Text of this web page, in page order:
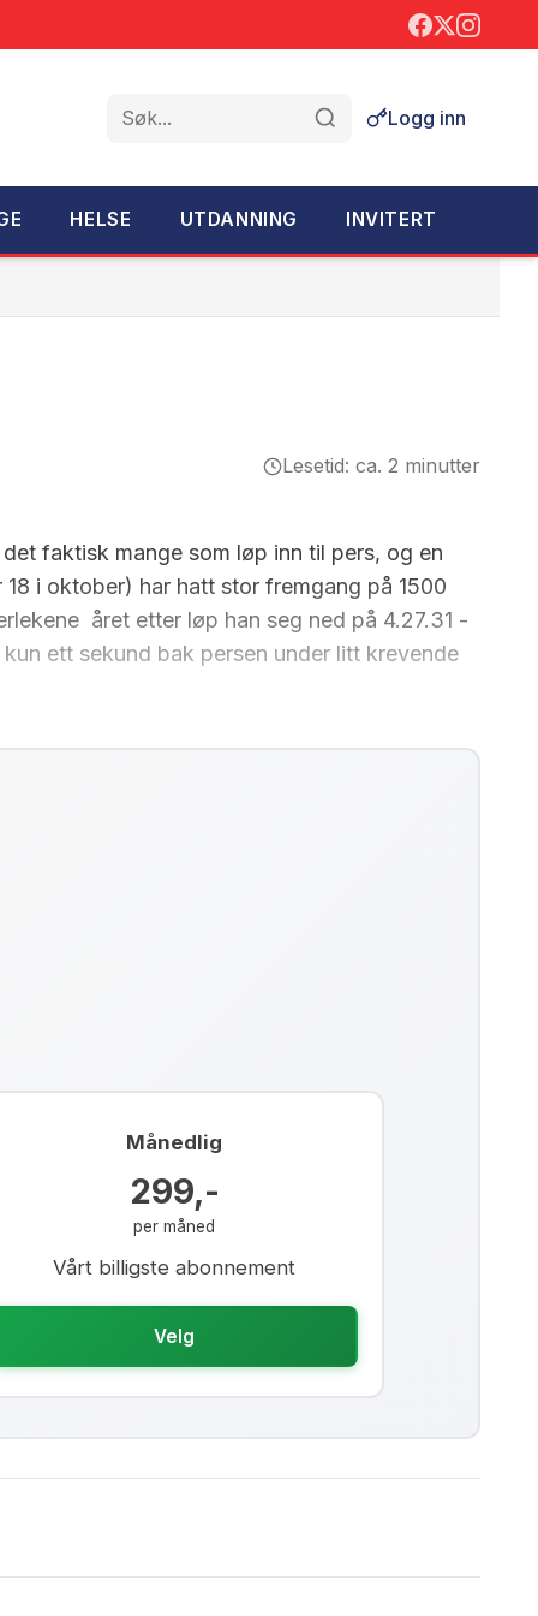
Søk
Logg inn
HELSE UTDANNING INVITERT
Lesetid: ca. 2 minutter
faktisk mange som løp inn til pers, og en
i oktober) har hatt stor fremgang på 1500
året etter løp han seg ned på 4.27.31 -
ett sekund bak persen under litt krevende
Månedlig
299,-
per måned
Vårt billigste abonnement
Velg